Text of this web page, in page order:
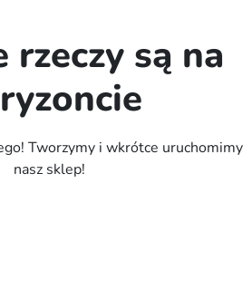
są na
Tworzymy i wkrótce uruchomimy
nasz sklep!